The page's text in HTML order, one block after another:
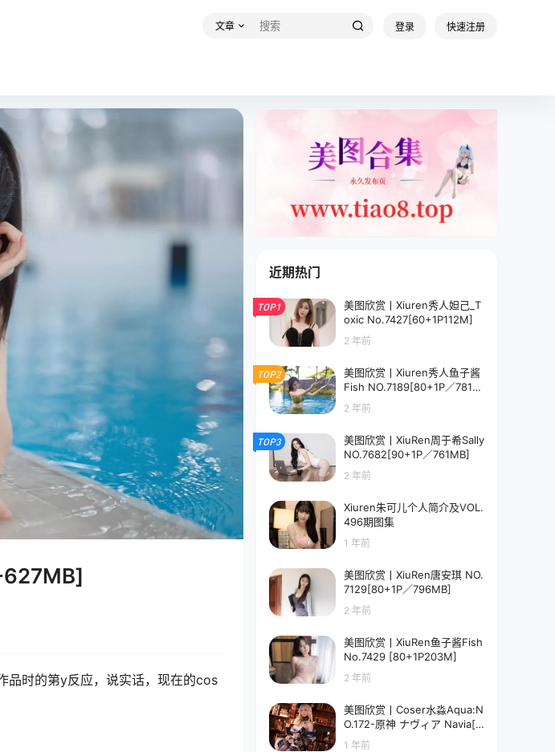
文章 登录 快速注册
627MB]
品时的第y反应，说实话，现在的cos
近期热门
TOP1
美图欣赏丨Xiuren秀人妲己_T
oxic No.7427[60+1P112M]
2 年前
TOP2
美图欣赏丨Xiuren秀人鱼子酱
Fish NO.7189[80+1P／781M
2 年前
TOP3
美图欣赏丨XiuRen周于希Sally
NO.7682[90+1P／761MB]
2 年前
Xiuren朱可儿个人简介及VOL.
496期图集
1 年前
美图欣赏丨XiuRen唐安琪 NO.
7129[80+1P／796MB]
2 年前
美图欣赏丨XiuRen鱼子酱Fish
No.7429 [80+1P203M]
2 年前
美图欣赏丨Coser水淼Aqua:N
O.172-原神 ナヴィア Navia[5
8P-90.7M]
1 年前